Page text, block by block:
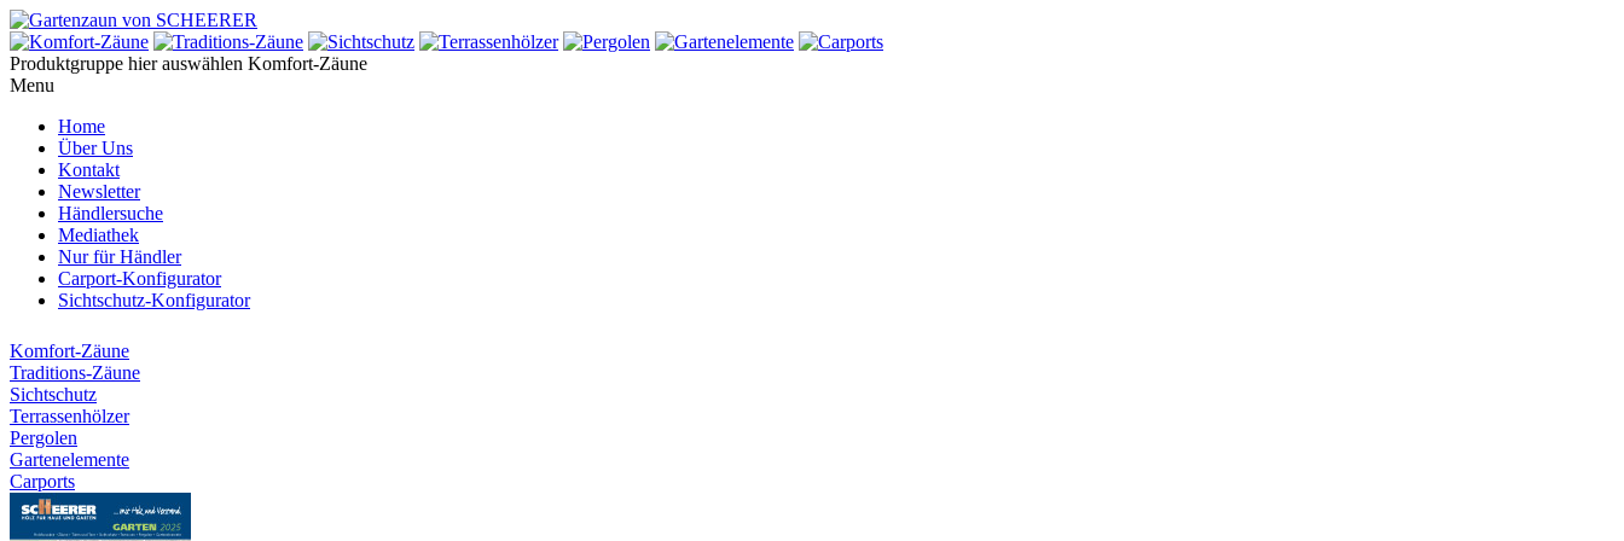
Produktgruppe hier auswählen Komfort-Zäune
Menu
Home
Über Uns
Kontakt
Newsletter
Händlersuche
Mediathek
Nur für Händler
Carport-Konfigurator
Sichtschutz-Konfigurator
Komfort-Zäune
Traditions-Zäune
Sichtschutz
Terrassenhölzer
Pergolen
Gartenelemente
Carports